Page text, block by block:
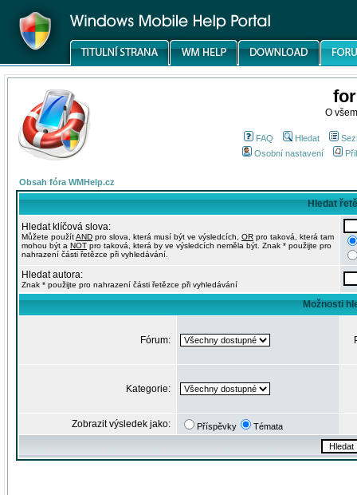
O
FAQ Hledat
Osobní nastavení
Obsah fóra WMHelp.cz
Hledat
Hledat klíčová slova:
Můžete použítAND pro slova, která musí být ve výsledcích, OR pro taková, která tam
mohou být a NOT pro taková, která by ve výsledcích neměla být. Znak * použijte pro
nahrazení části řetězce při vyhledávání.
Hledat autora:
Znak * použijte pro nahrazení části řetězce při vyhledávání
Možnosti
Fórum:
Kategorie:
Zobrazit výsledek jako: Příspěvky Témata